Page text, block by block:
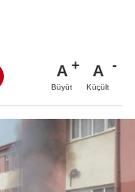
A
Büyüt
A
Küçült